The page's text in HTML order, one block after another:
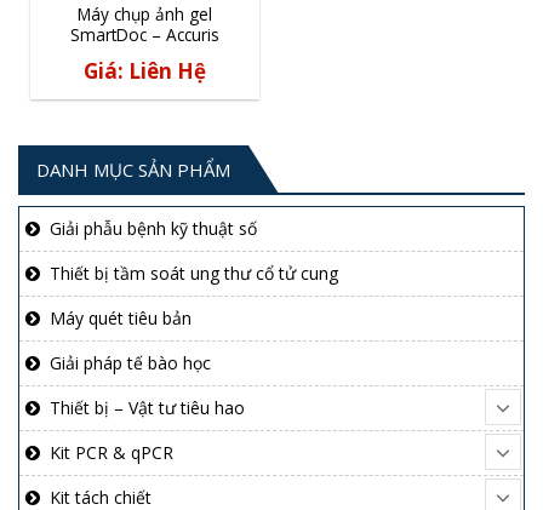
Máy chụp ảnh gel
SmartDoc – Accuris
Giá: Liên Hệ
DANH MỤC SẢN PHẨM
Giải phẫu bệnh kỹ thuật số
Thiết bị tầm soát ung thư cổ tử cung
Máy quét tiêu bản
Giải pháp tế bào học
Thiết bị – Vật tư tiêu hao
Kit PCR & qPCR
Kit tách chiết